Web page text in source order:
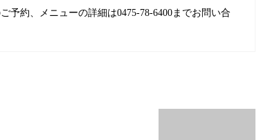
予約、メニューの詳細は0475-78-6400までお問い合